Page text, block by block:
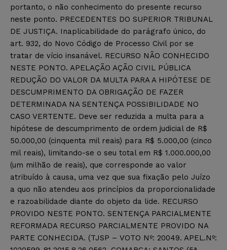
portanto, o não conhecimento do presente recurso
neste ponto. PRECEDENTES DO SUPERIOR TRIBUNAL
DE JUSTIÇA. Inaplicabilidade do parágrafo único, do
art. 932, do Novo Código de Processo Civil por se
tratar de vício insanável. RECURSO NÃO CONHECIDO
NESTE PONTO. APELAÇÃO AÇÃO CIVIL PÚBLICA
REDUÇÃO DO VALOR DA MULTA PARA A HIPÓTESE DE
DESCUMPRIMENTO DA OBRIGAÇÃO DE FAZER
DETERMINADA NA SENTENÇA POSSIBILIDADE NO
CASO VERTENTE. Deve ser reduzida a multa para a
hipótese de descumprimento de ordem judicial de R$
50.000,00 (cinquenta mil reais) para R$ 5.000,00 (cinco
mil reais), limitando-se o seu total em R$ 1.000.000,00
(um milhão de reais), que corresponde ao valor
atribuído à causa, uma vez que sua fixação pelo Juízo
a quo não atendeu aos princípios da proporcionalidade
e razoabilidade diante do objeto da lide. RECURSO
PROVIDO NESTE PONTO. SENTENÇA PARCIALMENTE
REFORMADA RECURSO PARCIALMENTE PROVIDO NA
PARTE CONHECIDA. (TJSP – VOTO Nº: 20049. APEL.Nº: